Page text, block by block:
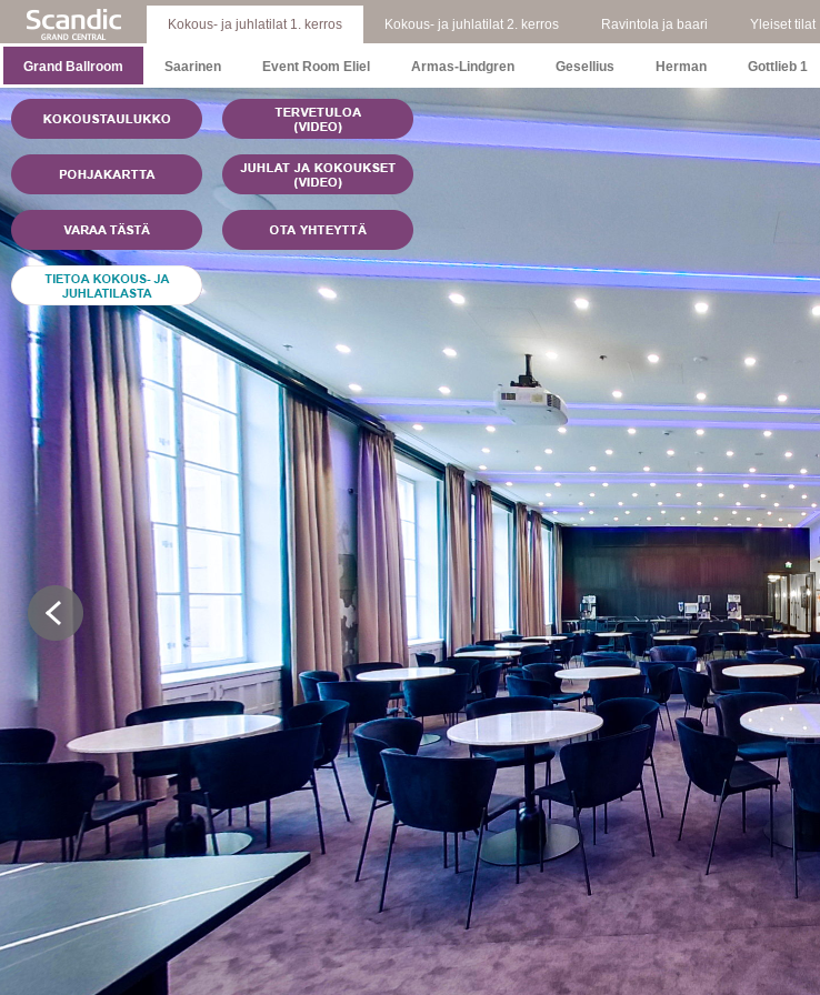
Kokous- ja juhlatilat 1. kerros Kokous- ja juhlatilat 2. kerros Ravintola ja baari Yleiset tilat
Grand Ballroom Saarinen Event Room Eliel Armas-Lindgren Gesellius Herman Gottlieb 1